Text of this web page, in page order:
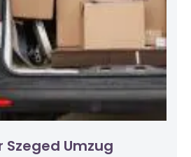
Szeged Umzug